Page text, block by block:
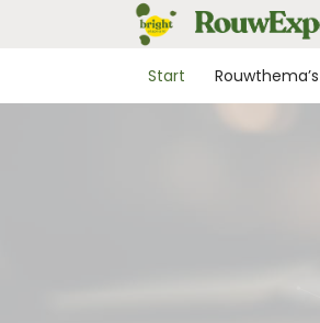
Start Rouwthema’s